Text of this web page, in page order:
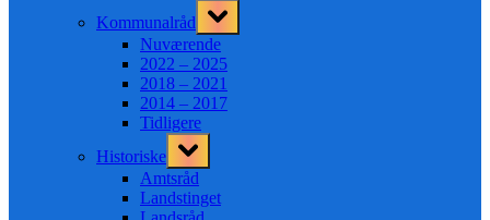
Kommunalråd
Toggle
sub-
menu
Nuværende
2022 – 2025
2018 – 2021
2014 – 2017
Tidligere
Historiske
Toggle
sub-
menu
Amtsråd
Landstinget